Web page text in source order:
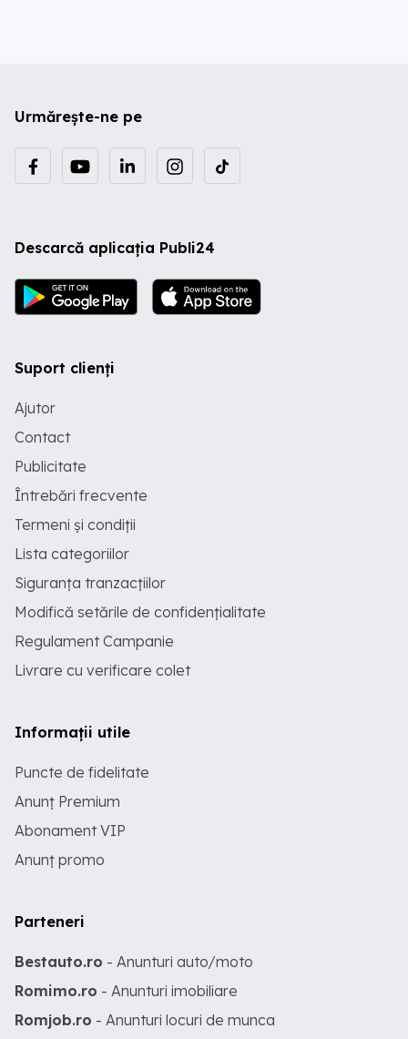
Urmărește-ne pe
Descarcă aplicația Publi24
Suport clienți
Ajutor
Contact
Publicitate
Întrebări frecvente
Termeni și condiții
Lista categoriilor
Siguranța tranzacțiilor
Modifică setările de confidențialitate
Regulament Campanie
Livrare cu verificare colet
Informații utile
Puncte de fidelitate
Anunț Premium
Abonament VIP
Anunț promo
Parteneri
Bestauto.ro - Anunturi auto/moto
Romimo.ro - Anunturi imobiliare
Romjob.ro - Anunturi locuri de munca